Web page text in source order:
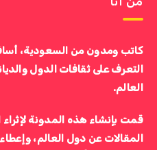
كاتب ومدون من السعودية،
التعرف على ثقافات الدول
العالم.
قمت بإنشاء هذه المدونة
المقالات عن دول العالم،